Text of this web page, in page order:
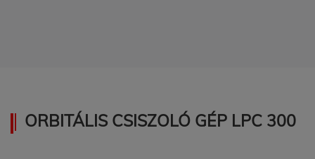
ORBITÁLIS CSISZOLÓ GÉP LPC 300